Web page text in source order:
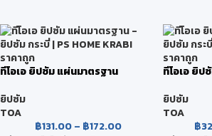
ที่เหนือโดดเด่น และได้รับการ
ยอมรับจากผู้ใช้งานเป็นอย่างดี
ที่เหนือโด
ยอมรับจ
ทีโอเอ ยิปซัม แผ่นมาตรฐาน
ยิปซัม
TOA
฿131.00 – ฿172.00
ทีโอเอ ยิ
ยิปซัม
TOA
฿